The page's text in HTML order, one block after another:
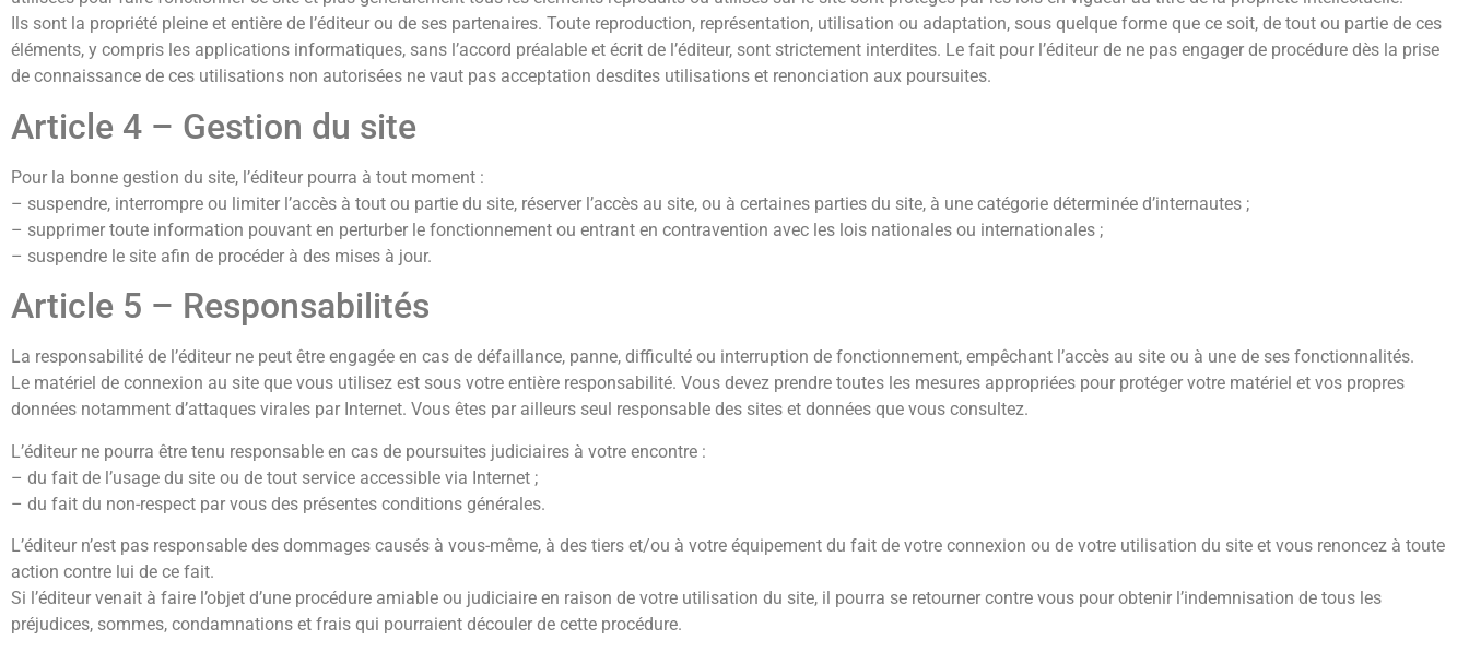
Ils sont la propriété pleine et entière de l’éditeur ou de ses partenaires. Toute reproduction, représentation, utilisation ou adaptation, sous quelque forme que ce soit, de tout ou partie de ces
éléments, y compris les applications informatiques, sans l’accord préalable et écrit de l’éditeur, sont strictement interdites. Le fait pour l’éditeur de ne pas engager de procédure dès la prise
de connaissance de ces utilisations non autorisées ne vaut pas acceptation desdites utilisations et renonciation aux poursuites.
Article 4 – Gestion du site
Pour la bonne gestion du site, l’éditeur pourra à tout moment :
– suspendre, interrompre ou limiter l’accès à tout ou partie du site, réserver l’accès au site, ou à certaines parties du site, à une catégorie déterminée d’internautes ;
– supprimer toute information pouvant en perturber le fonctionnement ou entrant en contravention avec les lois nationales ou internationales ;
– suspendre le site afin de procéder à des mises à jour.
Article 5 – Responsabilités
La responsabilité de l’éditeur ne peut être engagée en cas de défaillance, panne, difficulté ou interruption de fonctionnement, empêchant l’accès au site ou à une de ses fonctionnalités.
Le matériel de connexion au site que vous utilisez est sous votre entière responsabilité. Vous devez prendre toutes les mesures appropriées pour protéger votre matériel et vos propres
données notamment d’attaques virales par Internet. Vous êtes par ailleurs seul responsable des sites et données que vous consultez.
L’éditeur ne pourra être tenu responsable en cas de poursuites judiciaires à votre encontre :
– du fait de l’usage du site ou de tout service accessible via Internet ;
– du fait du non-respect par vous des présentes conditions générales.
L’éditeur n’est pas responsable des dommages causés à vous-même, à des tiers et/ou à votre équipement du fait de votre connexion ou de votre utilisation du site et vous renoncez à toute
action contre lui de ce fait.
Si l’éditeur venait à faire l’objet d’une procédure amiable ou judiciaire en raison de votre utilisation du site, il pourra se retourner contre vous pour obtenir l’indemnisation de tous les
préjudices, sommes, condamnations et frais qui pourraient découler de cette procédure.